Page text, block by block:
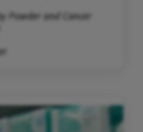
Powder and Cancer